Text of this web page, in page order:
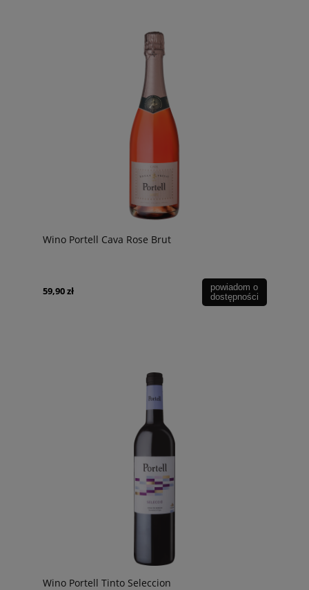
Wino Portell Cava Rose Brut
59,90 zł
powiadom o
dostępności
Wino Portell Tinto Seleccion